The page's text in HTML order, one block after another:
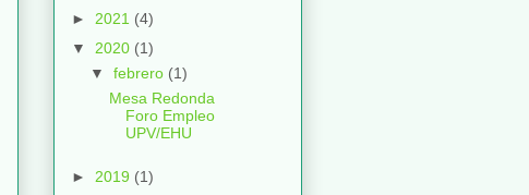
► 2021 (4)
▼ 2020 (1)
▼ febrero (1)
Mesa Redonda
Foro Empleo
UPV/EHU
► 2019 (1)